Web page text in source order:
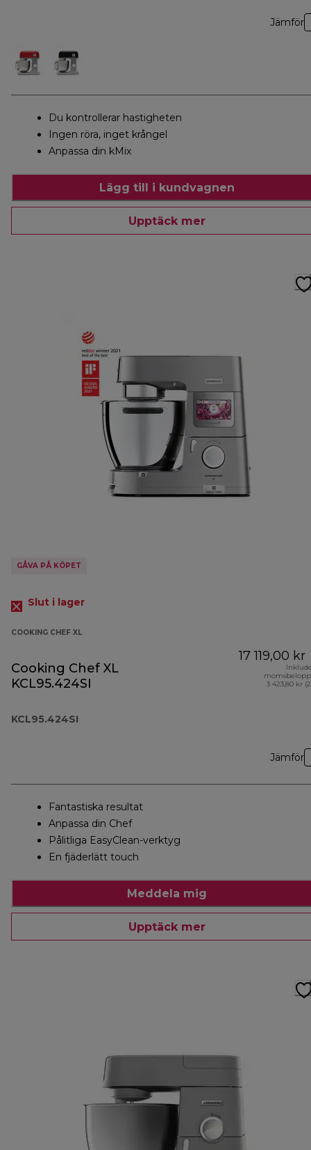
Jämför
Du kontrollerar hastigheten
Ingen röra, inget krångel
Anpassa din kMix
Lägg till i kundvagnen
Upptäck mer
GÅVA PÅ KÖPET
Slut i lager
COOKING CHEF XL
Cooking Chef XL
KCL95.424SI
KCL95.424SI
17 119,00 kr
3 423,80 kr
Jämför
Fantastiska resultat
Anpassa din Chef
Pålitliga EasyClean-verktyg
En fjäderlätt touch
Meddela mig
Upptäck mer